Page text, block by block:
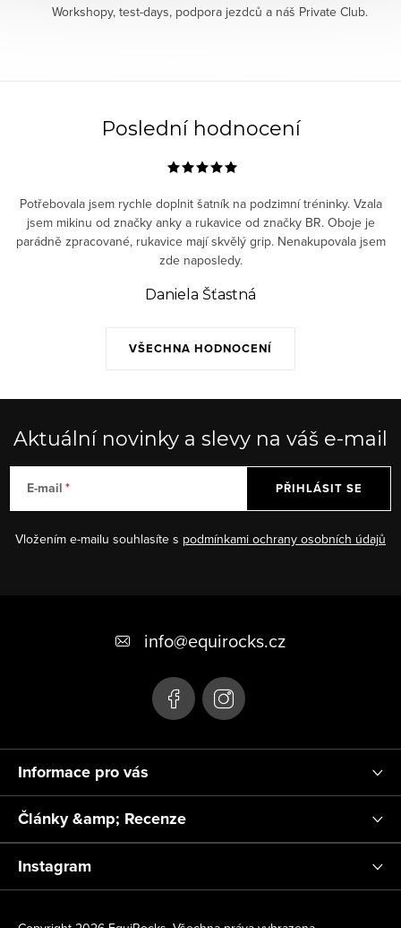
Workshopy, test-days, podpora jezdců a náš Private Club.
Poslední hodnocení
VŠECHNA HODNOCENÍ
Potřebovala jsem rychle doplnit šatník na podzimní tréninky. Vzala
jsem mikinu od značky anky a rukavice od značky BR. Oboje je
parádně zpracované, rukavice mají skvělý grip. Nenakupovala jsem
zde naposledy.
Daniela Šťastná
Aktuální novinky a slevy na váš e-mail
E-mail
Vložením e-mailu souhlasíte s podmínkami ochrany osobních údajů
PŘIHLÁSIT SE
í
info@equirocks.cz
Informace pro vás
Články &amp; Recenze
Instagram